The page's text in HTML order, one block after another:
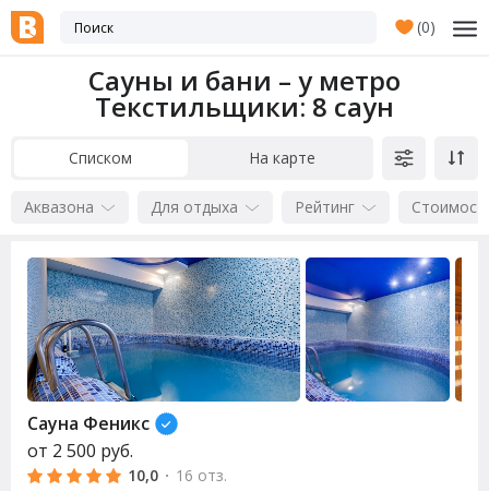
(0)
Сауны и бани – у метро
Текстильщики: 8 саун
Списком На карте
Аквазона Для отдыха Рейтинг
Сауна Феникс
от 2 500 руб.
10,0 · 16 отз.